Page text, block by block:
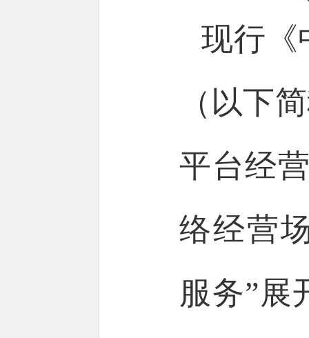
现行《
（以下
平台经
络经营
服务”展